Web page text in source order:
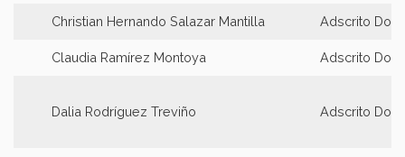
Christian Hernando Salazar Mantilla Adscrito
Claudia Ramírez Montoya Adscrito
Dalia Rodríguez Treviño Adscrito